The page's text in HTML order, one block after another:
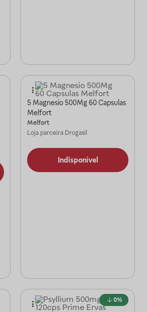
5 Magnesio 500Mg 60 Capsulas
Melfort
Melfort
Loja parceira Drogasil
Indisponível
0%